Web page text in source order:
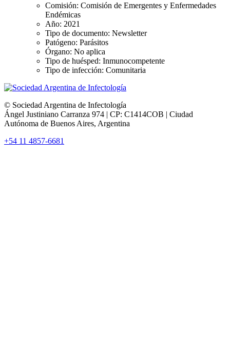
Comisión: Comisión de Emergentes y Enfermedades
Endémicas
Año: 2021
Tipo de documento: Newsletter
Patógeno: Parásitos
Órgano: No aplica
Tipo de huésped: Inmunocompetente
Tipo de infección: Comunitaria
© Sociedad Argentina de Infectología
Ángel Justiniano Carranza 974 | CP: C1414COB | Ciudad
Autónoma de Buenos Aires, Argentina
+54 11 4857-6681